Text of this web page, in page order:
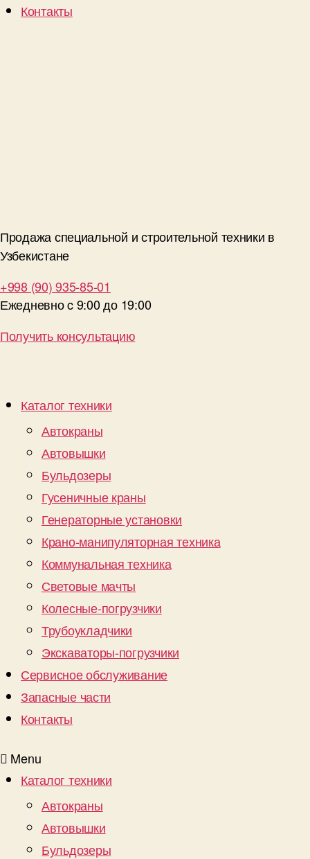
Контакты
Продажа специальной и строительной техники в
Узбекистане
+998 (90) 935-85-01
Ежедневно c 9:00 до 19:00
Получить консультацию
Каталог техники
Автокраны
Автовышки
Бульдозеры
Гусеничные краны
Генераторные установки
Крано-манипуляторная техника
Коммунальная техника
Световые мачты
Колесные-погрузчики
Трубоукладчики
Экскаваторы-погрузчики
Сервисное обслуживание
Запасные части
Контакты
Menu
Каталог техники
Автокраны
Автовышки
Бульдозеры